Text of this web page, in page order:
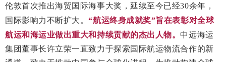
伦敦首次推出海贸国际海事大奖，延续至今已经30余年，
国际影响力不断扩大。“航运终身成就奖”旨在表彰对全球
航运和海运业做出重大和持续贡献的杰出人物。 中远海运
集团董事长许立荣一直致力于探索国际航运物流合作的新